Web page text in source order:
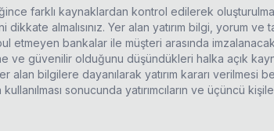
farklı kaynaklardan kontrol edilerek
almalısınız. Yer alan yatırım bilgi, yorum ve
bankalar ile müşteri arasında
ve güvenilir olduğunu düşündükleri halka açık
bilgilere dayanılarak yatırım kararı
sonucunda yatırımcıların ve üçüncü